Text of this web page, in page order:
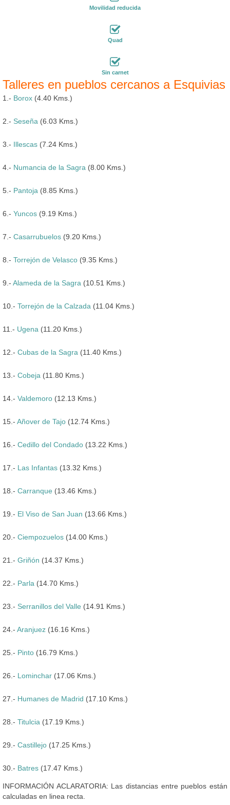
Movilidad reducida
Quad
Sin carnet
Talleres en pueblos cercanos a Esquivias
1.- Borox (4.40 Kms.)
2.- Seseña (6.03 Kms.)
3.- Illescas (7.24 Kms.)
4.- Numancia de la Sagra (8.00 Kms.)
5.- Pantoja (8.85 Kms.)
6.- Yuncos (9.19 Kms.)
7.- Casarrubuelos (9.20 Kms.)
8.- Torrejón de Velasco (9.35 Kms.)
9.- Alameda de la Sagra (10.51 Kms.)
10.- Torrejón de la Calzada (11.04 Kms.)
11.- Ugena (11.20 Kms.)
12.- Cubas de la Sagra (11.40 Kms.)
13.- Cobeja (11.80 Kms.)
14.- Valdemoro (12.13 Kms.)
15.- Añover de Tajo (12.74 Kms.)
16.- Cedillo del Condado (13.22 Kms.)
17.- Las Infantas (13.32 Kms.)
18.- Carranque (13.46 Kms.)
19.- El Viso de San Juan (13.66 Kms.)
20.- Ciempozuelos (14.00 Kms.)
21.- Griñón (14.37 Kms.)
22.- Parla (14.70 Kms.)
23.- Serranillos del Valle (14.91 Kms.)
24.- Aranjuez (16.16 Kms.)
25.- Pinto (16.79 Kms.)
26.- Lominchar (17.06 Kms.)
27.- Humanes de Madrid (17.10 Kms.)
28.- Titulcia (17.19 Kms.)
29.- Castillejo (17.25 Kms.)
30.- Batres (17.47 Kms.)
INFORMACIÓN ACLARATORIA: Las distancias entre pueblos están
calculadas en linea recta.